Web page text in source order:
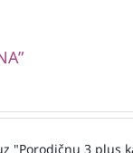
"Porodičnu 3 plus